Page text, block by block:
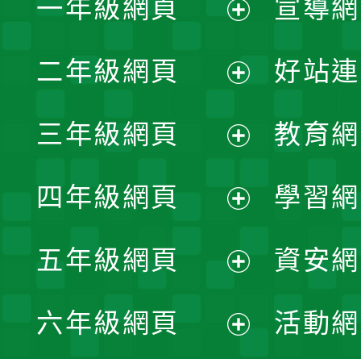
一年級網頁
開
選
單
二年級網頁
開
選
單
三年級網頁
開
選
單
四年級網頁
開
選
五年級網頁
開
六年級網頁
宣導
好站
教育
學習
資安
活動